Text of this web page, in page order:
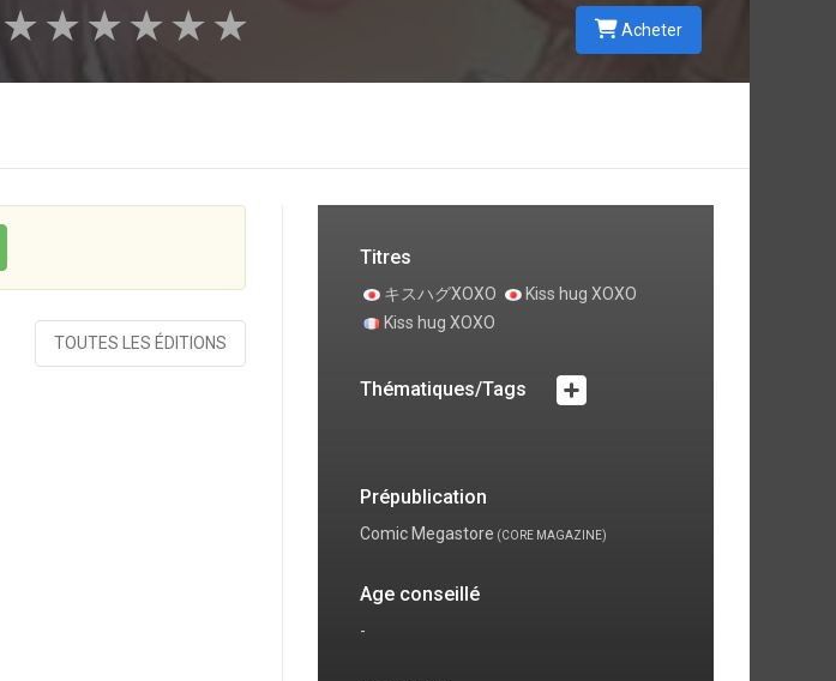
★
★
★
★
★
★ Acheter
TOUTES LES ÉDITIONS
Titres
キスハグXOXO
Kiss hug XOXO
Kiss hug XOXO
Thématiques/Tags
Prépublication
Comic Megastore (CORE MAGAZINE)
Age conseillé
-